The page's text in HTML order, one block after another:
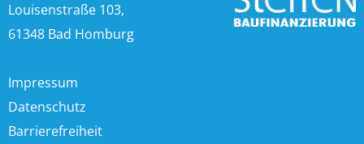
Louisenstraße 103,
61348 Bad Homburg
Impressum
Datenschutz
Barrierefreiheit